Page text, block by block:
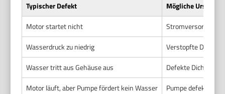
Typischer Defekt
Mögliche Ursache
Motor startet nicht
Stromversorgung
Wasserdruck zu niedrig
Verstopfte Düse
Wasser tritt aus Gehäuse aus
Defekte
Motor läuft, aber Pumpe fördert kein Wasser
Pumpe defekt oder